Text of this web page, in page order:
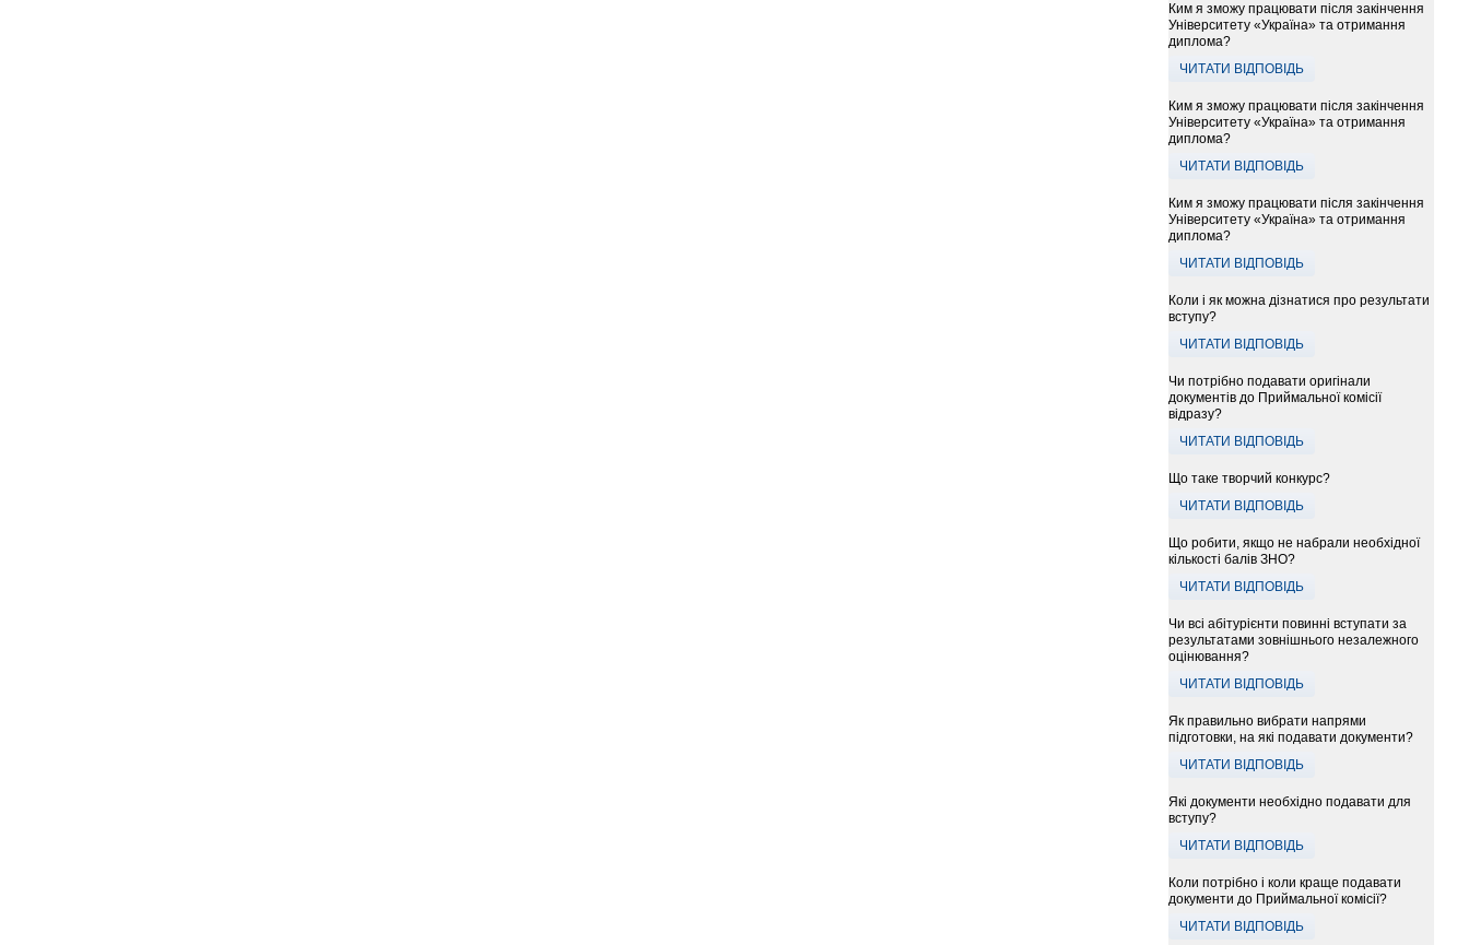
Ким я зможу працювати після закінчення
Університету «Україна» та отримання
диплома?
ЧИТАТИ ВІДПОВІДЬ
Ким я зможу працювати після закінчення
Університету «Україна» та отримання
диплома?
ЧИТАТИ ВІДПОВІДЬ
Ким я зможу працювати після закінчення
Університету «Україна» та отримання
диплома?
ЧИТАТИ ВІДПОВІДЬ
Коли і як можна дізнатися про результати
вступу?
ЧИТАТИ ВІДПОВІДЬ
Чи потрібно подавати оригінали
документів до Приймальної комісії
відразу?
ЧИТАТИ ВІДПОВІДЬ
Що таке творчий конкурс?
ЧИТАТИ ВІДПОВІДЬ
Що робити, якщо не набрали необхідної
кількості балів ЗНО?
ЧИТАТИ ВІДПОВІДЬ
Чи всі абітурієнти повинні вступати за
результатами зовнішнього незалежного
оцінювання?
ЧИТАТИ ВІДПОВІДЬ
Як правильно вибрати напрями
підготовки, на які подавати документи?
ЧИТАТИ ВІДПОВІДЬ
Які документи необхідно подавати для
вступу?
ЧИТАТИ ВІДПОВІДЬ
Коли потрібно і коли краще подавати
документи до Приймальної комісії?
ЧИТАТИ ВІДПОВІДЬ